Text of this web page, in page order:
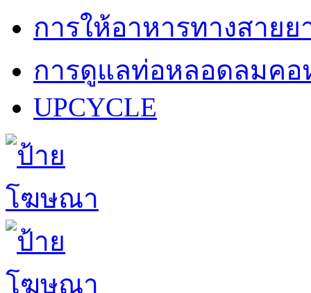
การให้อาหารทางสายย
การดูแลท่อหลอดลมคอ
UPCYCLE